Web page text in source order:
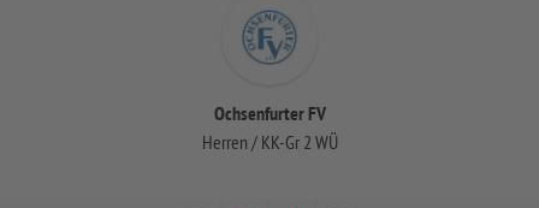
Ochsenfurter FV
Herren / KK-Gr 2 WÜ